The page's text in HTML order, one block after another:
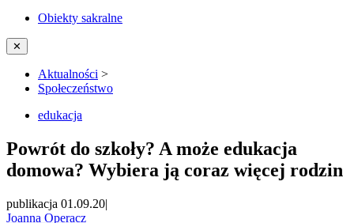
Obiekty sakralne
✕
Aktualności >
Społeczeństwo
edukacja
Powrót do szkoły? A może edukacja
domowa? Wybiera ją coraz więcej rodzin
publikacja 01.09.20|
Joanna Operacz